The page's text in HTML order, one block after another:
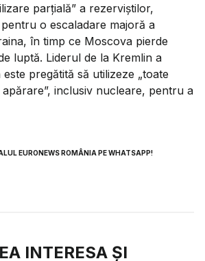
parţială” a rezerviştilor,
o escaladare majoră a
în timp ce Moscova pierde
luptă. Liderul de la Kremlin a
pregătită să utilizeze „toate
apărare”, inclusiv nucleare, pentru a
EURONEWS ROMÂNIA PE WHATSAPP!
INTERESA ȘI